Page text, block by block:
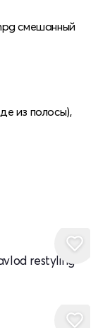
смешанный
из полосы),
restyling